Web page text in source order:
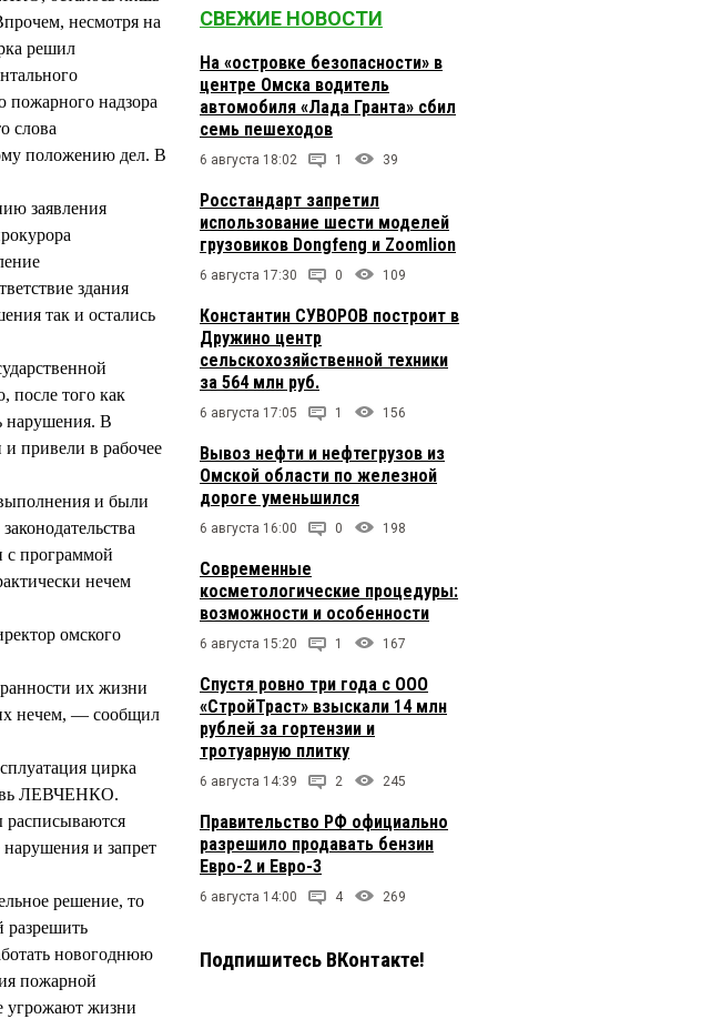
несмотря на
решил
пожарного надзора
слова
положению дел. В
заявления
здания
так и остались
после того как
нарушения. В
привели в рабочее
и были
с программой
нечем
омского
их жизни
нечем, — сообщил
цирка
ЛЕВЧЕНКО.
расписываются
и запрет
решение, то
разрешить
новогоднюю
пожарной
угрожают жизни
СВЕЖИЕ НОВОСТИ
На «островке безопасности» в
центре Омска водитель
автомобиля «Лада Гранта» сбил
семь пешеходов
6 августа 18:02 1 39
Росстандарт запретил
использование шести моделей
грузовиков Dongfeng и Zoomlion
6 августа 17:30 0 109
Константин СУВОРОВ построит в
Дружино центр
сельскохозяйственной техники
за 564 млн руб.
6 августа 17:05 1 156
Вывоз нефти и нефтегрузов из
Омской области по железной
дороге уменьшился
6 августа 16:00 0 198
Современные
косметологические процедуры:
возможности и особенности
6 августа 15:20 1 167
Спустя ровно три года с ООО
«СтройТраст» взыскали 14 млн
рублей за гортензии и
тротуарную плитку
6 августа 14:39 2 245
Правительство РФ официально
разрешило продавать бензин
Евро-2 и Евро-3
6 августа 14:00 4 269
Подпишитесь ВКонтакте!